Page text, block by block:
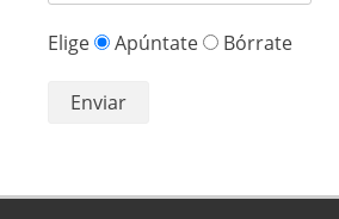
Elige Apúntate Bórrate